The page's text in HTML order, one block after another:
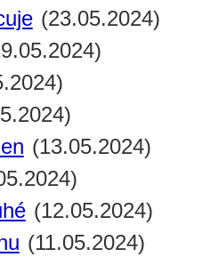
(23.05.2024)
(13.05.2024)
(12.05.2024)
(11.05.2024)